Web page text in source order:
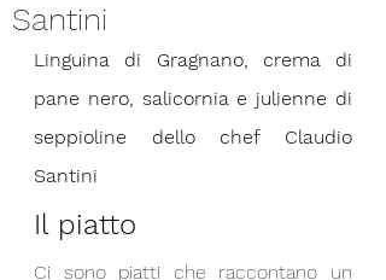
Santini
Linguina di Gragnano, crema di
pane nero, salicornia e julienne di
seppioline dello chef Claudio
Santini
Il piatto
Ci sono piatti che raccontano un